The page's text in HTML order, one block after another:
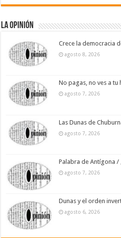
La Opinión
Crece la democracia
agosto 8, 2026
No pagas, no ves a tu
agosto 7, 2026
Las Dunas de
agosto 7, 2026
Palabra de Antígona /
agosto 7, 2026
Dunas y el orden
agosto 6, 2026